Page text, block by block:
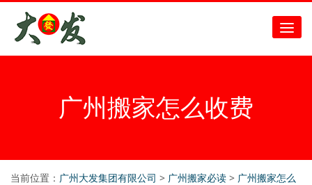
广州搬家怎么收费
当前位置： 广州大发集团有限公司 > 广州搬家必读 > 广州搬家怎么